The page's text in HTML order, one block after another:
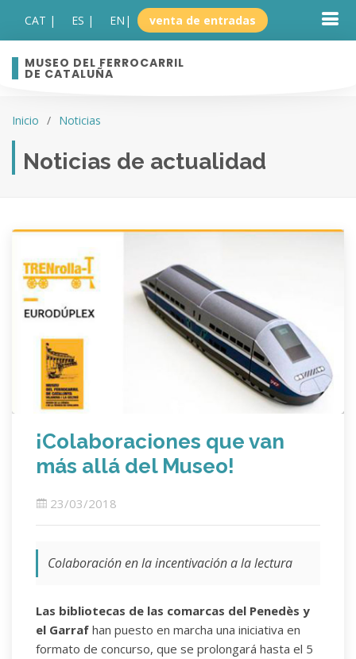
CAT | ES | EN | venta de entradas
MUSEO DEL FERROCARRIL
DE CATALUÑA
Inicio Noticias
Noticias de actualidad
¡Colaboraciones que van
más allá del Museo!
23/03/2018
Colaboración en la incentivación a la lectura
Las bibliotecas de las comarcas del Penedès y
el Garraf han puesto en marcha una iniciativa en
formato de concurso, que se prolongará hasta el 5